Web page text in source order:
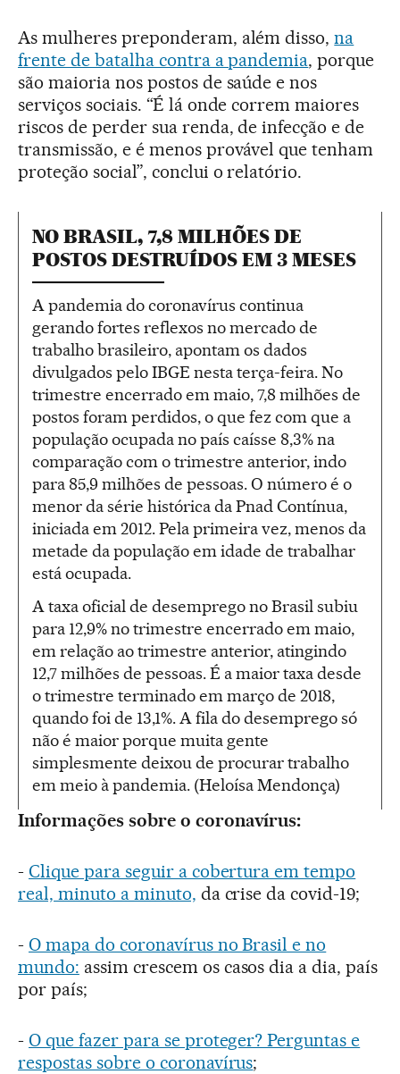
As mulheres preponderam, além disso,na
frente de batalha contra a pandemia, porque
são maioria nos postos de saúde e nos
serviços sociais. “É lá onde correm maiores
riscos de perder sua renda, de infecção e de
transmissão, e é menos provável que tenham
proteção social”, conclui o relatório.
NO BRASIL, 7,8 MILHÕES DE
POSTOS DESTRUÍDOS EM 3 MESES
A pandemia do coronavírus continua
gerando fortes reflexos no mercado de
trabalho brasileiro, apontam os dados
divulgados pelo IBGE nesta terça-feira. No
trimestre encerrado em maio, 7,8 milhões de
postos foram perdidos, o que fez com que a
população ocupada no país caísse 8,3% na
comparação com o trimestre anterior, indo
para 85,9 milhões de pessoas. O número é o
menor da série histórica da Pnad Contínua,
iniciada em 2012. Pela primeira vez, menos da
metade da população em idade de trabalhar
está ocupada.
A taxa oficial de desemprego no Brasil subiu
para 12,9% no trimestre encerrado em maio,
em relação ao trimestre anterior, atingindo
12,7 milhões de pessoas. É a maior taxa desde
o trimestre terminado em março de 2018,
quando foi de 13,1%. A fila do desemprego só
não é maior porque muita gente
simplesmente deixou de procurar trabalho
em meio à pandemia. (Heloísa Mendonça)
Informações sobre o coronavírus:
- Clique para seguir a cobertura em tempo
real, minuto a minuto, da crise da covid-19;
- O mapa do coronavírus no Brasil e no
mundo: assim crescem os casos dia a dia, país
por país;
- O que fazer para se proteger? Perguntas e
respostas sobre o coronavírus;